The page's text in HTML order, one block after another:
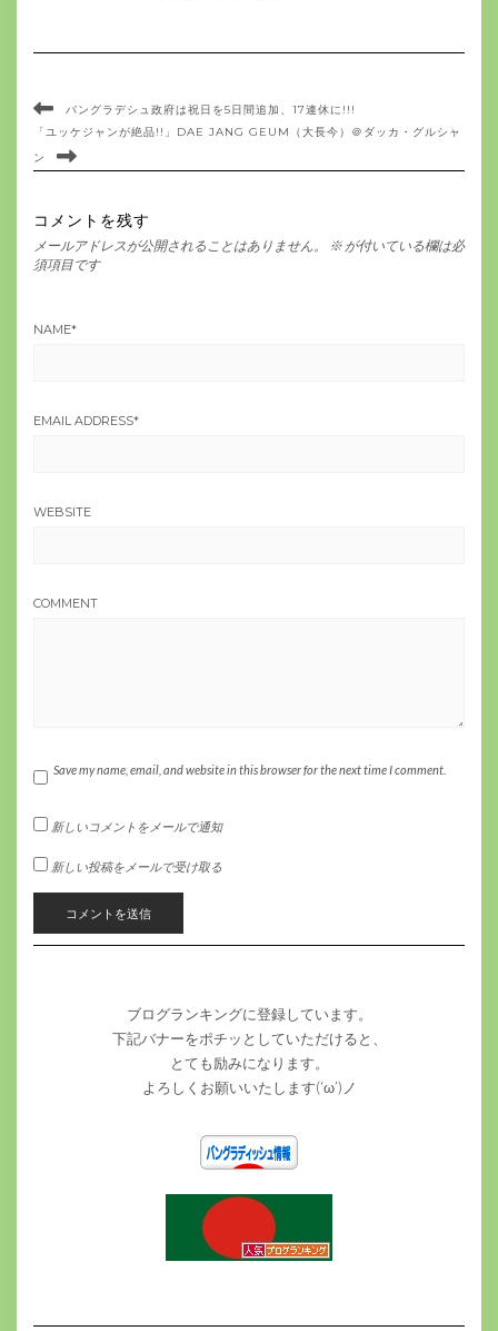
バングラデシュ政府は祝日を5日間追加、17連休に!!!
「ユッケジャンが絶品!!」DAE JANG GEUM（大長今）＠ダッカ・グルシャ
ン
コメントを残す
メールアドレスが公開されることはありません。 ※ が付いている欄は必
須項目です
NAME*
EMAIL ADDRESS*
WEBSITE
COMMENT
Save my name, email, and website in this browser for the next time I comment.
新しいコメントをメールで通知
新しい投稿をメールで受け取る
ブログランキングに登録しています。
下記バナーをポチッとしていただけると、
とても励みになります。
よろしくお願いいたします(‘ω’)ノ